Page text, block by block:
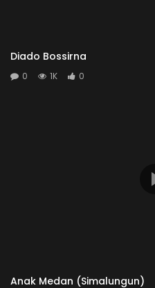
Diado Bossirna
0 1K 0
Anak Medan (Simalungun)